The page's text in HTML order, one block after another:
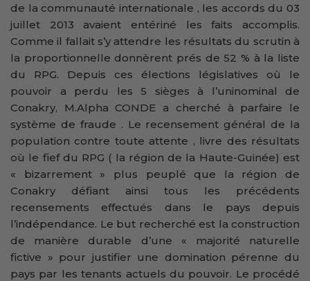
de la communauté internationale , les accords du 03
juillet 2013 avaient entériné les faits accomplis.
Comme il fallait s’y attendre les résultats du scrutin à
la proportionnelle donnèrent prés de 52 % à la liste
du RPG. Depuis ces élections législatives où le
pouvoir a perdu les 5 sièges à l’uninominal de
Conakry, M.Alpha CONDE a cherché à parfaire le
système de fraude . Le recensement général de la
population contre toute attente , livre des résultats
où le fief du RPG ( la région de la Haute-Guinée) est
« bizarrement » plus peuplé que la région de
Conakry défiant ainsi tous les précédents
recensements effectués dans le pays depuis
l’indépendance. Le but recherché est la construction
de manière durable d’une « majorité naturelle
fictive » pour justifier une domination pérenne du
pays par les tenants actuels du pouvoir. Le procédé